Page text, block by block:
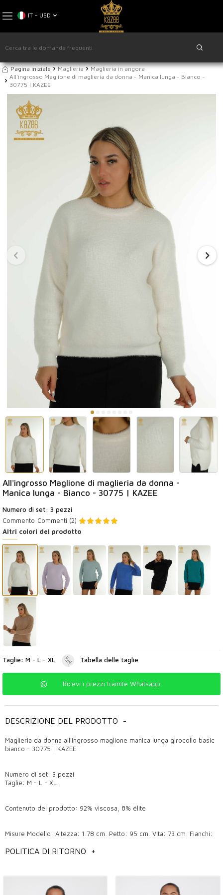
IT − USD
Pagina iniziale Maglieria
Maglieria in angora
All'ingrosso Maglione di maglieria da donna - Manica lunga - Bianco -
30775 | KAZEE
All'ingrosso Maglione di maglieria da donna -
Manica lunga - Bianco - 30775 | KAZEE
Numero di set: 3 pezzi
Commento Commenti (2)
Altri colori del prodotto
Taglie: M - L - XL Tabella delle taglie
Ricevi i prezzi tramite Whatsapp
DESCRIZIONE DEL PRODOTTO -
Maglieria da donna all'ingrosso maglione manica lunga girocollo basic
bianco - 30775 | KAZEE
Numero di set: 3 pezzi
Taglie: M - L - XL
Contenuto del prodotto: 92% viscosa, 8% élite
Misure Modello: Altezza: 1,78 cm, Petto: 95 cm, Vita: 73 cm, Fianchi:
POLITICA DI RITORNO +